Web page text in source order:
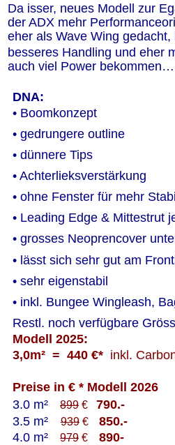
Da isser, neues Modell zur
der ADX mehr
eher als Wave Wing
besseres Handling und eher
auch viel Power
DNA:
• Boomkonzept
• gedrungere outline
• dünnere Tips
• Achterlieksverstärkung
• ohne Fenster für mehr
• Leading Edge & Mittestrut
• grosses Neoprencover
• lässt sich sehr gut am
• sehr eigenstabil
• inkl. Bungee Wingleash,
Restl. noch verfügbare
Modell 2025:
3,0m²  =  440 €* inkl.
Preise in € * Modell 2026
3.0 m²
899 € 790.-
3.5 m²
939 €
   850.-
4.0 m²
979 € 890-